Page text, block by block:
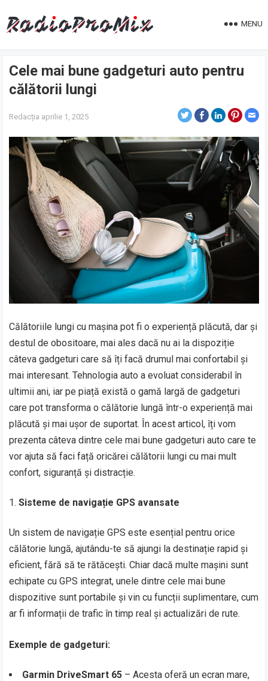
MENU
Cele mai bune gadgeturi auto pentru
călătorii lungi
Redacția aprilie 1, 2025
Călătoriile lungi cu mașina pot fi o experiență plăcută, dar și
destul de obositoare, mai ales dacă nu ai la dispoziție
câteva gadgeturi care să îți facă drumul mai confortabil și
mai interesant. Tehnologia auto a evoluat considerabil în
ultimii ani, iar pe piață există o gamă largă de gadgeturi
care pot transforma o călătorie lungă într-o experiență mai
plăcută și mai ușor de suportat. În acest articol, îți vom
prezenta câteva dintre cele mai bune gadgeturi auto care te
vor ajuta să faci față oricărei călătorii lungi cu mai mult
confort, siguranță și distracție.
Sisteme de navigație GPS avansate
Un sistem de navigație GPS este esențial pentru orice
călătorie lungă, ajutându-te să ajungi la destinație rapid și
eficient, fără să te rătăcești. Chiar dacă multe mașini sunt
echipate cu GPS integrat, unele dintre cele mai bune
dispozitive sunt portabile și vin cu funcții suplimentare, cum
ar fi informații de trafic în timp real și actualizări de rute.
Exemple de gadgeturi:
Garmin DriveSmart 65 – Acesta oferă un ecran mare,